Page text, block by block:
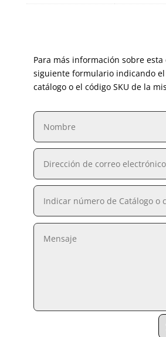
Para más información sobre
siguiente formulario indicando
catálogo o el código SKU de la